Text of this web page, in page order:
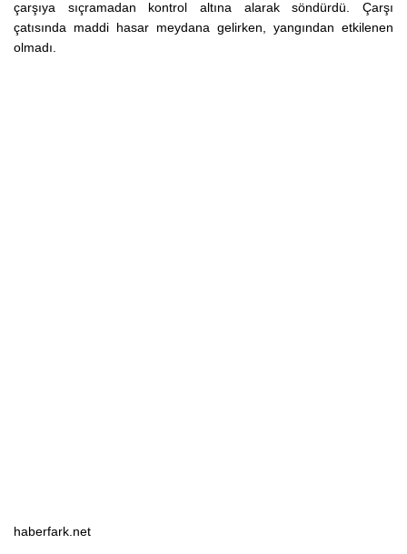
çarşıya sıçramadan kontrol altına alarak söndürdü. Çarşı
çatısında maddi hasar meydana gelirken, yangından etkilenen
olmadı.
haberfark.net